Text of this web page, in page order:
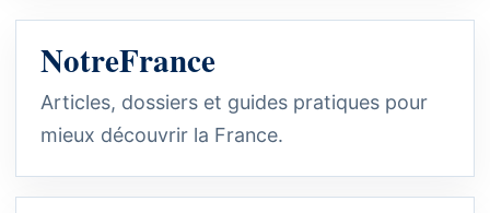
NotreFrance
Articles, dossiers et guides pratiques pour
mieux découvrir la France.